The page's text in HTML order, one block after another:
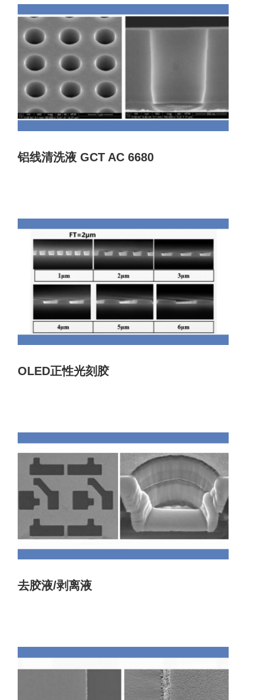
铝线清洗液 GCT AC 6680
OLED正性光刻胶
去胶液/剥离液